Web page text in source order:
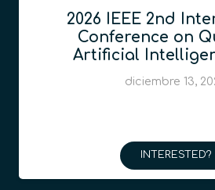
2026 IEEE 2nd
Conference on
Artificial
diciembre 13,
INTERESTED?